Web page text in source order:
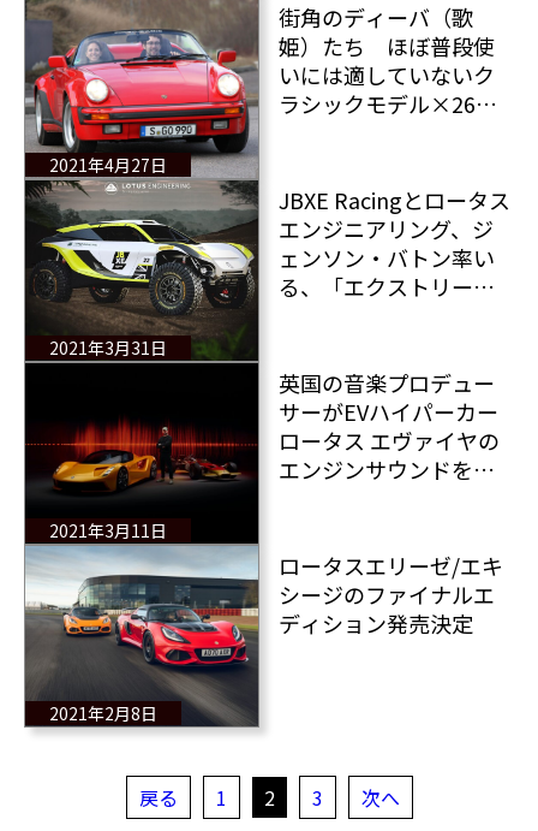
2021年4月27日
街角のディーバ（歌
姫）たち ほぼ普段使
いには適していないク
ラシックモデル×26
2021年3月31日
JBXE Racingとロータス
エンジニアリング、ジ
ェンソン・バトン率い
る、「エクストリームE
締結
2021年3月11日
英国の音楽プロデュー
サーがEVハイパーカー
ロータス エヴァイヤの
エンジンサウンドをリ
2021年2月8日
ロータスエリーゼ/エキ
シージのファイナルエ
ディション発売決定
戻る 1 2 3 次へ